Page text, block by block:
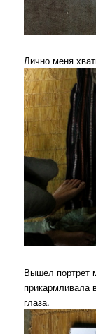
Лично меня
Вышел портрет
прикармливала
глаза.